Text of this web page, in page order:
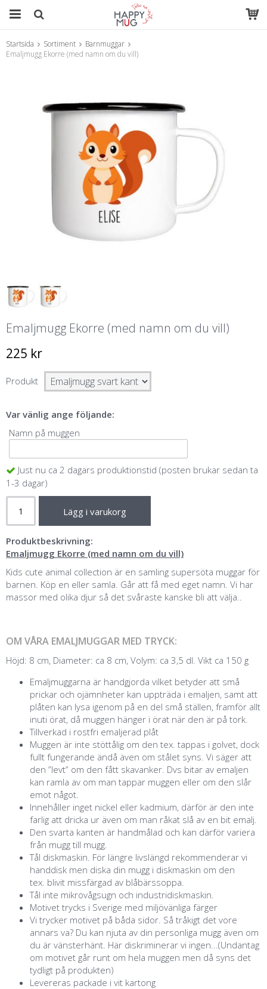
Produkten har blivit tillagd i varukorgen
Startsida Sortiment
Barnmuggar
Emaljmugg Ekorre (med namn om du vill)
Emaljmugg Ekorre (med namn om du vill)
225 kr
Produkt
Var vänlig ange följande:
Namn på muggen
Just nu ca 2 dagars produktionstid (posten brukar sedan ta
1-3 dagar)
Lägg i varukorg
Produktbeskrivning:
Emaljmugg Ekorre (med namn om du vill)
Kids cute animal collection är en samling supersöta muggar för
barnen. Köp en eller samla. Går att få med eget namn. Vi har
massor med olika djur så det svåraste kanske bli att välja..
OM VÅRA EMALJMUGGAR MED TRYCK:
Höjd: 8 cm, Diameter: ca 8 cm, Volym: ca 3,5 dl. Vikt ca 150 g
Emaljmuggarna är handgjorda vilket betyder att små
prickar och ojämnheter kan uppträda i emaljen, samt att
plåten kan lysa igenom på en del små ställen, framför allt
inuti örat, då muggen hänger i örat när den är på tork.
Tillverkad i rostfri emaljerad plåt
Muggen är inte stöttålig om den tex. tappas i golvet, dock
fullt fungerande ändå även om stålet syns. Vi säger att
den ”levt” om den fått skavanker. Dvs bitar av emaljen
kan ramla av om man tappar muggen eller om den slår
emot något.
Innehåller inget nickel eller kadmium, därför är den inte
farlig att dricka ur även om man råkat slå av en bit emalj.
Den svarta kanten är handmålad och kan därför variera
från mugg till mugg.
Tål diskmaskin. För längre livslängd rekommenderar vi
handdisk men diska din mugg i diskmaskin om den
tex. blivit missfärgad av blåbärssoppa.
Tål inte mikrovågsugn och industridiskmaskin.
Motivet trycks i Sverige med miljövänliga färger
Vi trycker motivet på båda sidor. Så tråkigt det vore
annars va? Du kan njuta av din personliga mugg även om
du är vänsterhänt. Här diskriminerar vi ingen...(Undantag
om motivet går runt om hela muggen men då syns det
tydligt på produkten)
Levereras packade i vit kartong